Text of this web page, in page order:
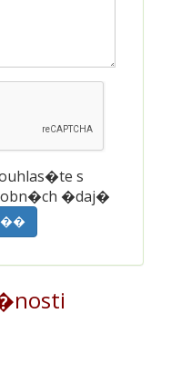
s
�daj�